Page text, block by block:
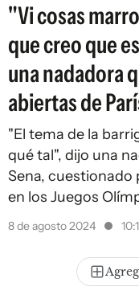
"Vi cosas
que creo que
una nadadora
abiertas de
"El tema de la
qué tal", dijo una
Sena, cuestionado
en los Juegos
8 de agosto 2024